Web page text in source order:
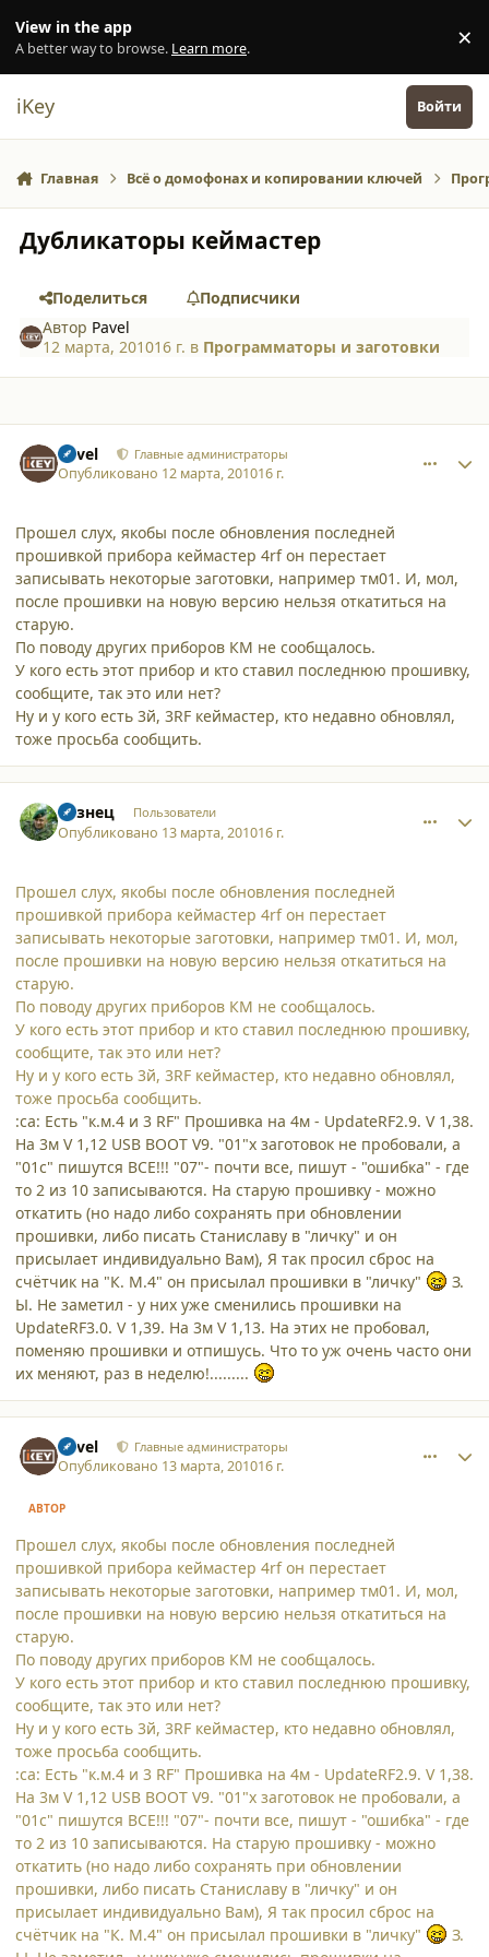
View in the app
A better way to browse. Learn more. ×
iKey Войти
Главная Всё о домофонах и копировании ключей
Дубликаторы кеймастер
Поделиться
Подписчики
Автор Pavel
12 марта, 201016 г. в Программаторы и заготовки
Pavel Главные администраторы
Опубликовано 12 марта, 201016 г.
Прошел слух, якобы после обновления последней
прошивкой прибора кеймастер 4rf он перестает
записывать некоторые заготовки, например тм01. И, мол,
после прошивки на новую версию нельзя откатиться на
старую.
По поводу других приборов КМ не сообщалось.
У кого есть этот прибор и кто ставил последнюю прошивку,
сообщите, так это или нет?
Ну и у кого есть 3й, 3RF кеймастер, кто недавно обновлял,
тоже просьба сообщить.
Кузнец Пользователи
Опубликовано 13 марта, 201016 г.
Прошел слух, якобы после обновления последней
прошивкой прибора кеймастер 4rf он перестает
записывать некоторые заготовки, например тм01. И, мол,
после прошивки на новую версию нельзя откатиться на
старую.
По поводу других приборов КМ не сообщалось.
У кого есть этот прибор и кто ставил последнюю прошивку,
сообщите, так это или нет?
Ну и у кого есть 3й, 3RF кеймастер, кто недавно обновлял,
тоже просьба сообщить.
:ca: Есть "к.м.4 и 3 RF" Прошивка на 4м - UpdateRF2.9. V 1,38.
На 3м V 1,12 USB BOOT V9. "01"х заготовок не пробовали, а
"01с" пишутся ВСЕ!!! "07"- почти все, пишут - "ошибка" - где
то 2 из 10 записываются. На старую прошивку - можно
откатить (но надо либо сохранять при обновлении
прошивки, либо писать Станиславу в "личку" и он
присылает индивидуально Вам), Я так просил сброс на
счётчик на "К. М.4" он присылал прошивки в "личку"
З.
Ы. Не заметил - у них уже сменились прошивки на
UpdateRF3.0. V 1,39. На 3м V 1,13. На этих не пробовал,
поменяю прошивки и отпишусь. Что то уж очень часто они
их меняют, раз в неделю!.........
Pavel Главные администраторы
Опубликовано 13 марта, 201016 г.
АВТОР
Прошел слух, якобы после обновления последней
прошивкой прибора кеймастер 4rf он перестает
записывать некоторые заготовки, например тм01. И, мол,
после прошивки на новую версию нельзя откатиться на
старую.
По поводу других приборов КМ не сообщалось.
У кого есть этот прибор и кто ставил последнюю прошивку,
сообщите, так это или нет?
Ну и у кого есть 3й, 3RF кеймастер, кто недавно обновлял,
тоже просьба сообщить.
:ca: Есть "к.м.4 и 3 RF" Прошивка на 4м - UpdateRF2.9. V 1,38.
На 3м V 1,12 USB BOOT V9. "01"х заготовок не пробовали, а
"01с" пишутся ВСЕ!!! "07"- почти все, пишут - "ошибка" - где
то 2 из 10 записываются. На старую прошивку - можно
откатить (но надо либо сохранять при обновлении
прошивки, либо писать Станиславу в "личку" и он
присылает индивидуально Вам), Я так просил сброс на
счётчик на "К. М.4" он присылал прошивки в "личку"
З.